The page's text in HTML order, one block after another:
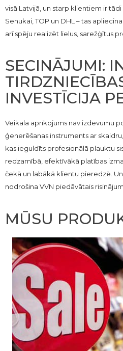
visā Latvijā, un starp klientiem ir
Senukai, TOP un DHL – tas
arī spēju realizēt lielus, sarežģītus
SECINĀJUMI:
INVESTĪCIJA
Veikala aprīkojums nav izdevumu
ģenerēšanas instruments ar
kas ieguldīts profesionālā plauktu
redzamībā, efektīvākā platības
čekā un labākā klientu pieredzē.
nodrošina VVN piedāvātais
MŪSU